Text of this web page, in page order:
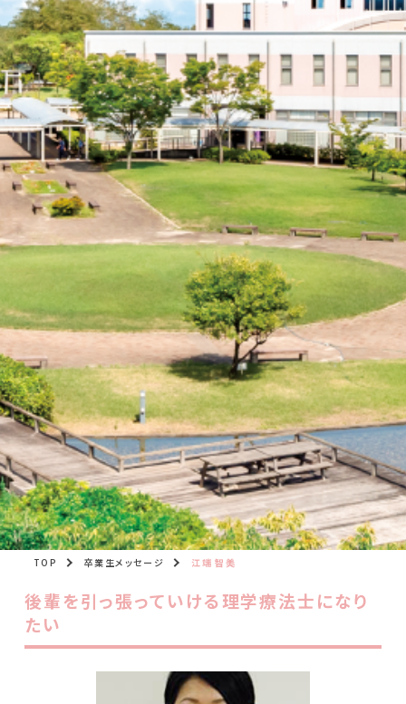
TOP 卒業生メッセージ 江端 智美
後輩を引っ張っていける理学療法士になり
たい